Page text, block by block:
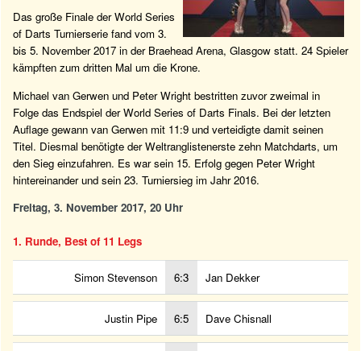
Das große Finale der World Series
of Darts Turnierserie fand vom 3.
bis 5. November 2017 in der Braehead Arena, Glasgow statt. 24 Spieler
kämpften zum dritten Mal um die Krone.
Michael van Gerwen und Peter Wright bestritten zuvor zweimal in
Folge das Endspiel der World Series of Darts Finals. Bei der letzten
Auflage gewann van Gerwen mit 11:9 und verteidigte damit seinen
Titel. Diesmal benötigte der Weltranglistenerste zehn Matchdarts, um
den Sieg einzufahren. Es war sein 15. Erfolg gegen Peter Wright
hintereinander und sein 23. Turniersieg im Jahr 2016.
Freitag, 3. November 2017, 20 Uhr
1. Runde, Best of 11 Legs
Simon Stevenson 6:3 Jan Dekker
Justin Pipe 6:5 Dave Chisnall